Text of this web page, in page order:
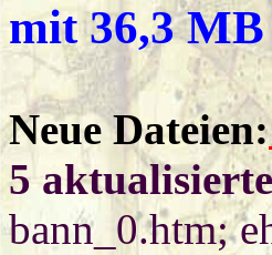
mit 36,3
Neue Dateien:
5
bann_0.htm;